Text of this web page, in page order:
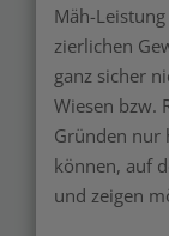
Mäh-
zierlichen
ganz sicher
Wiesen bzw.
Gründen nur
können, auf
und zeigen